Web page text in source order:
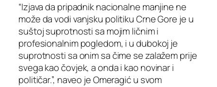
“Izjava da pripadnik nacionalne manjine ne
može da vodi vanjsku politiku Crne Gore je u
suštoj suprotnosti sa mojim ličnim i
profesionalnim pogledom, i u dubokoj je
suprotnosti sa onim sa čime se zalažem prije
svega kao čovjek, a onda i kao novinar i
političar.”, naveo je Omeragić u svom